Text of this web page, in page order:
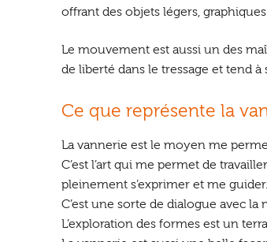
offrant des objets légers,
Le mouvement est aussi un des
de liberté dans le tressage et tend à
Ce que représente la
La vannerie est le moyen me
C’est l’art qui me permet de
pleinement s’exprimer et me guider.
C’est une sorte de dialogue avec la
L’exploration des formes est un